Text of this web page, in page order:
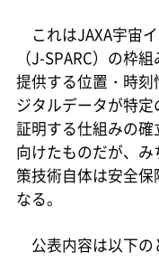
これはJAXA宇宙
（J-SPARC）の枠
提供する位置・時
ジタルデータが特
証明する仕組みの
向けたものだが、
策技術自体は安全
なる。
公表内容は以下の